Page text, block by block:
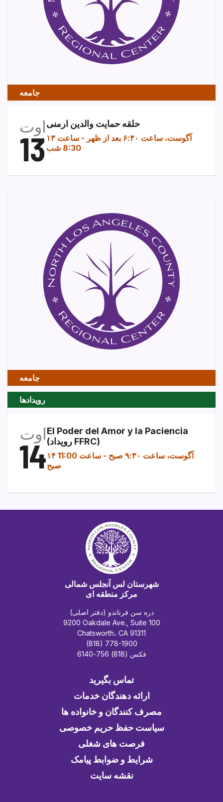
جامعه
اوت
13
حلقه حمایت والدین ارمنی
۱۳ آگوست، ساعت ۶:۳۰ بعد از ظهر - ساعت
8:30 شب
جامعه
رویدادها
اوت
14
El Poder del Amor y la Paciencia
(رویداد FFRC)
۱۴ آگوست، ساعت ۹:۳۰ صبح -
ساعت 11:00
صبح
شهرستان لس آنجلس شمالی
مرکز منطقه ای
دره سن فرناندو (دفتر اصلی)
9200 Oakdale Ave., Suite 100
Chatsworth، CA 91311
(818) 778-1900
فکس (818) 756-6140
تماس بگیرید
ارائه دهندگان خدمات
مصرف کنندگان و خانواده ها
سیاست حفظ حریم خصوصی
فرصت های شغلی
شرایط و ضوابط پیامک
نقشه سایت